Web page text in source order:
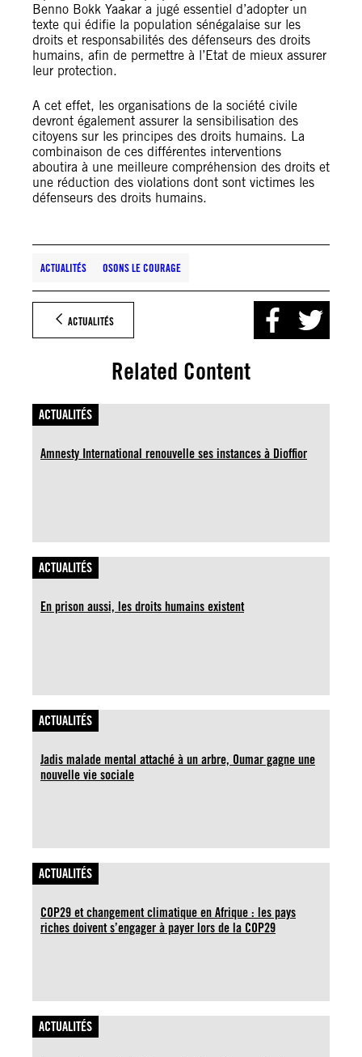
Benno Bokk Yaakar a jugé essentiel d’adopter un
texte qui édifie la population sénégalaise sur les
droits et responsabilités des défenseurs des droits
humains, afin de permettre à l’Etat de mieux assurer
leur protection.
A cet effet, les organisations de la société civile
devront également assurer la sensibilisation des
citoyens sur les principes des droits humains. La
combinaison de ces différentes interventions
aboutira à une meilleure compréhension des droits et
une réduction des violations dont sont victimes les
défenseurs des droits humains.
ACTUALITÉS OSONS LE COURAGE
ACTUALITÉS
Related Content
ACTUALITÉS
Amnesty International renouvelle ses instances à Dioffior
ACTUALITÉS
En prison aussi, les droits humains existent
ACTUALITÉS
Jadis malade mental attaché à un arbre, Oumar gagne une
nouvelle vie sociale
ACTUALITÉS
COP29 et changement climatique en Afrique : les pays
riches doivent s’engager à payer lors de la COP29
ACTUALITÉS